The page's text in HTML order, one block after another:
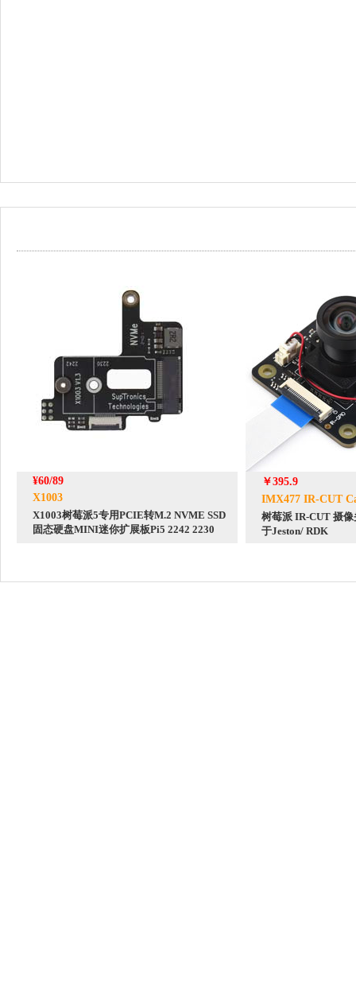
¥60/89
X1003
X1003树莓派5专用PCIE转M.2 NVME SSD
固态硬盘MINI迷你扩展板Pi5 2242 2230
￥395.9
IMX477 IR-CUT
树莓派 IR-CUT 摄
于Jeston/ RDK